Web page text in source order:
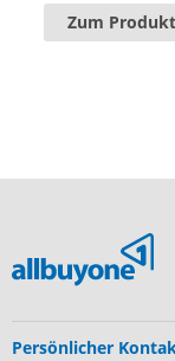
Zum Produkt
Persönlicher